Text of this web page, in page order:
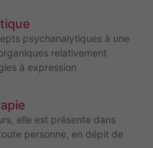
psychanalytiques à une
relativement
à expression
elle est présente dans
personne, en dépit de